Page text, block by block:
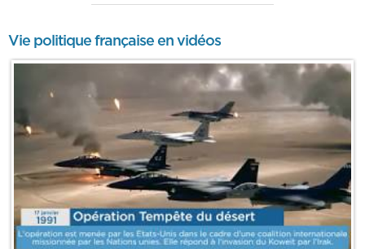
Vie politique française en vidéos